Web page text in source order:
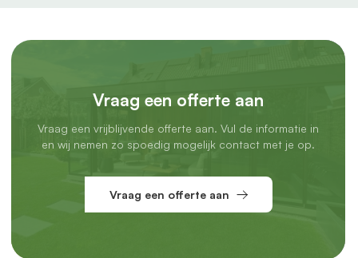
Vraag een offerte aan
Vraag een vrijblijvende offerte aan. Vul de informatie in
en wij nemen zo spoedig mogelijk contact met je op.
Vraag een offerte aan